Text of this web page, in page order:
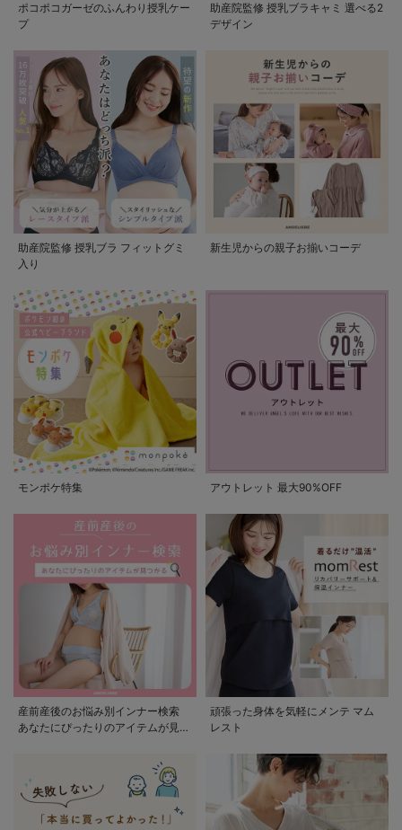
ポコポコガーゼのふんわり授乳ケー
プ
助産院監修 授乳ブラキャミ 選べる2
デザイン
助産院監修 授乳ブラ フィットグミ
入り
新生児からの親子お揃いコーデ
モンポケ特集 アウトレット 最大90%OFF
産前産後のお悩み別インナー検索
あなたにぴったりのアイテムが見つ
頑張った身体を気軽にメンテ マム
レスト